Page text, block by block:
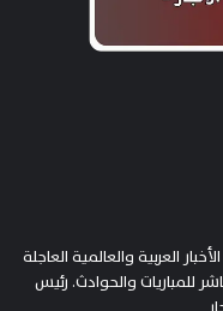
العربية والعالمية العاجلة
للمباريات والحوادث. رئيس